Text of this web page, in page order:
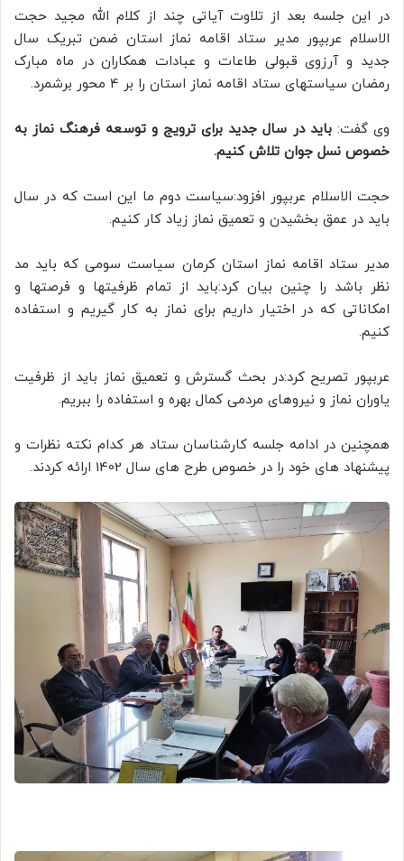
در این جلسه بعد از تلاوت آیاتی چند از کلام الله مجید حجت
الاسلام عربپور مدیر ستاد اقامه نماز استان ضمن تبریک سال
جدید و آرزوی قبولی طاعات و عبادات همکاران در ماه مبارک
رمضان سیاستهای ستاد اقامه نماز استان را بر 4 محور برشمرد.
وی گفت: باید در سال جدید برای ترویج و توسعه فرهنگ نماز به
خصوص نسل جوان تلاش کنیم.
حجت الاسلام عربپور افزود:سیاست دوم ما این است که در سال
باید در عمق بخشیدن و تعمیق نماز زیاد کار کنیم.
مدیر ستاد اقامه نماز استان کرمان سیاست سومی که باید مد
نظر باشد را چنین بیان کرد:باید از تمام ظرفیتها و فرصتها و
امکاناتی که در اختیار داریم برای نماز به کار گیریم و استفاده
کنیم.
عربپور تصریح کرد:در بحث گسترش و تعمیق نماز باید از ظرفیت
یاوران نماز و نیروهای مردمی کمال بهره و استفاده را ببریم.
همچنین در ادامه جلسه کارشناسان ستاد هر کدام نکته نظرات و
پیشنهاد های خود را در خصوص طرح های سال 1402 ارائه کردند.